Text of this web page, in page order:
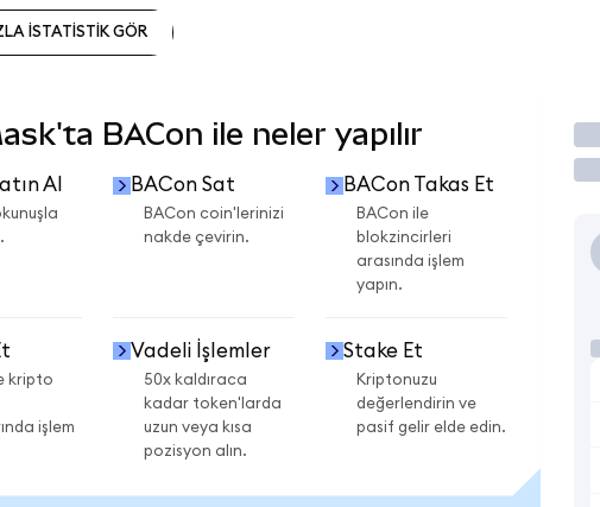
İSTATİSTİK GÖR
BACon ile neler yapılır
Al BACon Sat
BACon coin'lerinizi
nakde çevirin.
BACon Takas Et
BACon ile
blokzincirleri
arasında işlem
yapın.
kripto
işlem
Vadeli İşlemler
50x kaldıraca
kadar token'larda
uzun veya kısa
pozisyon alın.
Stake Et
Kriptonuzu
değerlendirin ve
pasif gelir elde edin.